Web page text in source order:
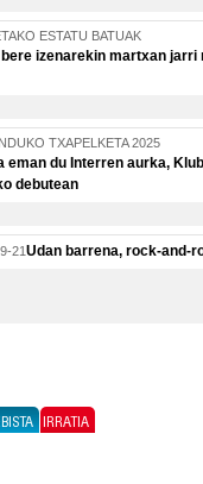
ESTATU BATUAK
izenarekin martxan jarri
TXAPELKETA 2025
eman du Interren aurka,
debutean
21Udan barrena, rock-and-
IRRATIA